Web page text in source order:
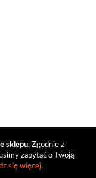
sklepu. Zgodnie z
zapytać o Twoją
się więcej.